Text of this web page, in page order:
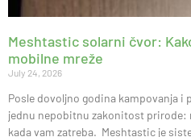
Meshtastic solarni čvor:
mobilne mreže
July 24, 2026
Posle dovoljno godina kampovanja i
jednu nepobitnu zakonitost prirode:
kada vam zatreba. Meshtastic je